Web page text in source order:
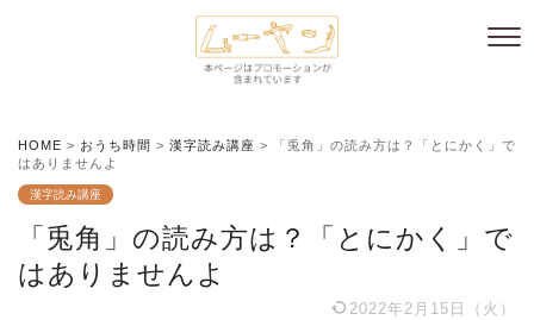
HOME > おうち時間 > 漢字読み講座 >
「兎角」の読み方は？「とにかく」で
はありませんよ
漢字読み講座
「兎角」の読み方は？「とにかく」で
はありませんよ
2022年2月15日（火）